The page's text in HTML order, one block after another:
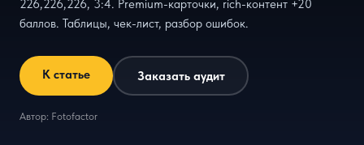
226,226,226, 3:4. Premium-карточки, rich-контент +20
баллов. Таблицы, чек-лист, разбор ошибок.
К статье Заказать аудит
Автор: Fotofactor